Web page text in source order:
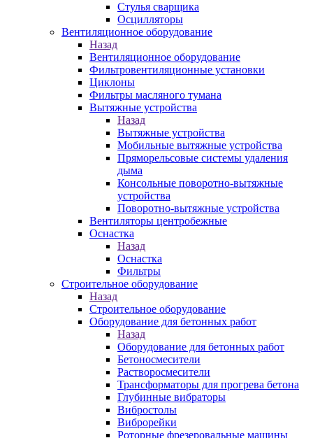
Стулья сварщика
Осцилляторы
Вентиляционное оборудование
Назад
Вентиляционное оборудование
Фильтровентиляционные установки
Циклоны
Фильтры масляного тумана
Вытяжные устройства
Назад
Вытяжные устройства
Мобильные вытяжные устройства
Пряморельсовые системы удаления
дыма
Консольные поворотно-вытяжные
устройства
Поворотно-вытяжные устройства
Вентиляторы центробежные
Оснастка
Назад
Оснастка
Фильтры
Строительное оборудование
Назад
Строительное оборудование
Оборудование для бетонных работ
Назад
Оборудование для бетонных работ
Бетоносмесители
Растворосмесители
Трансформаторы для прогрева бетона
Глубинные вибраторы
Вибростолы
Виброрейки
Роторные фрезеровальные машины